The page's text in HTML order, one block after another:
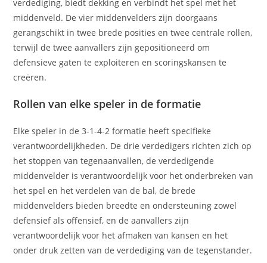
verdediging, biedt dekking en verbindt het spel met het
middenveld. De vier middenvelders zijn doorgaans
gerangschikt in twee brede posities en twee centrale rollen,
terwijl de twee aanvallers zijn gepositioneerd om
defensieve gaten te exploiteren en scoringskansen te
creëren.
Rollen van elke speler in de formatie
Elke speler in de 3-1-4-2 formatie heeft specifieke
verantwoordelijkheden. De drie verdedigers richten zich op
het stoppen van tegenaanvallen, de verdedigende
middenvelder is verantwoordelijk voor het onderbreken van
het spel en het verdelen van de bal, de brede
middenvelders bieden breedte en ondersteuning zowel
defensief als offensief, en de aanvallers zijn
verantwoordelijk voor het afmaken van kansen en het
onder druk zetten van de verdediging van de tegenstander.